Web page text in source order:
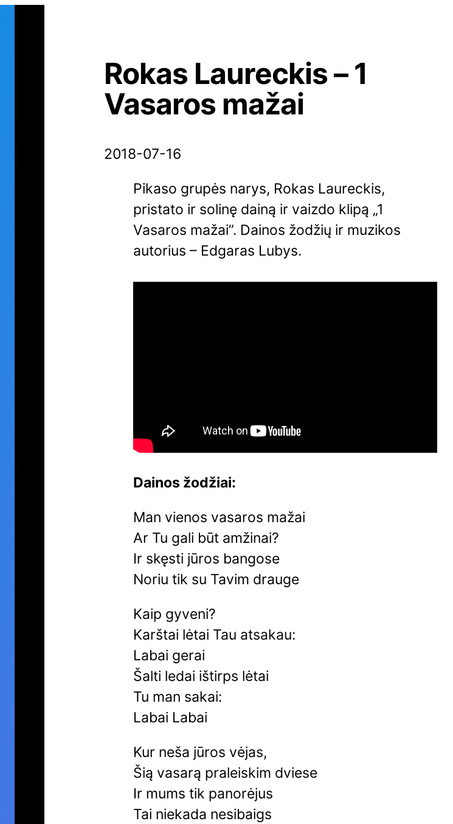
Rokas Laureckis – 1
Vasaros mažai
2018-07-16
Pikaso grupės narys, Rokas Laureckis,
pristato ir solinę dainą ir vaizdo klipą „1
Vasaros mažai”. Dainos žodžių ir muzikos
autorius – Edgaras Lubys.
Dainos žodžiai:
Man vienos vasaros mažai
Ar Tu gali būt amžinai?
Ir skęsti jūros bangose
Noriu tik su Tavim drauge
Kaip gyveni?
Karštai lėtai Tau atsakau:
Labai gerai
Šalti ledai ištirps lėtai
Tu man sakai:
Labai Labai
Kur neša jūros vėjas,
Šią vasarą praleiskim dviese
Ir mums tik panorėjus
Tai niekada nesibaigs